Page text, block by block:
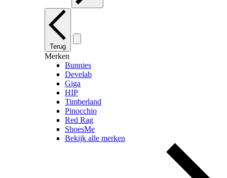
Terug
Merken
Bunnies
Develab
Giga
HIP
Timberland
Pinocchio
Red Rag
ShoesMe
Bekijk alle merken